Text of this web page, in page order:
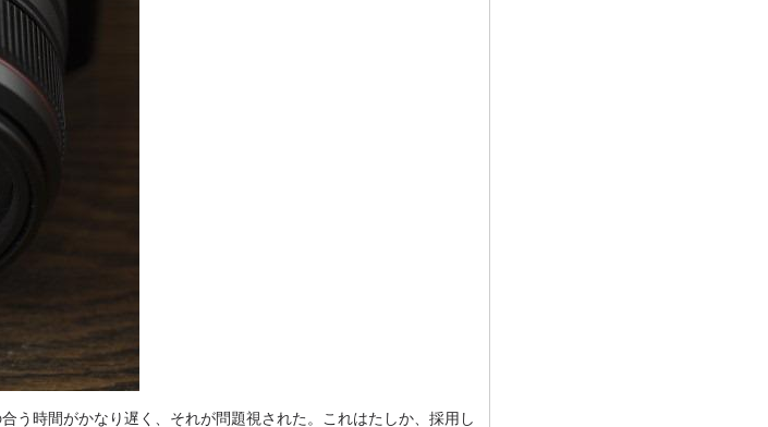
う時間がかなり遅く、それが問題視された。これはたしか、採用し